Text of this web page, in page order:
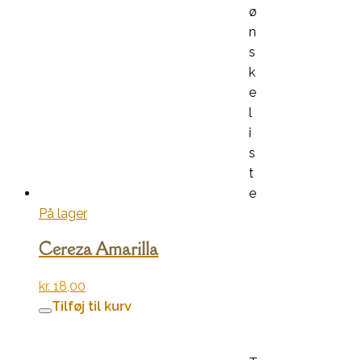
ø
n
s
k
e
l
i
s
t
e
På lager
Cereza Amarilla
kr. 18,00
Tilføj til kurv